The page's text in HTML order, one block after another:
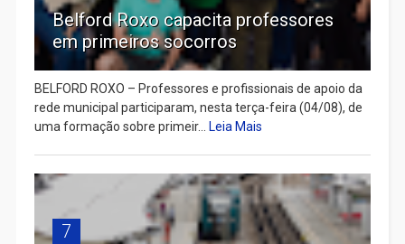
Belford Roxo capacita professores
em primeiros socorros
BELFORD ROXO – Professores e profissionais de apoio da
rede municipal participaram, nesta terça-feira (04/08), de
uma formação sobre primeir... Leia Mais
7